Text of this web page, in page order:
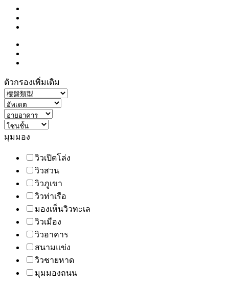
ตัวกรองเพิ่มเติม
มุมมอง
วิวเปิดโล่ง
วิวสวน
วิวภูเขา
วิวท่าเรือ
มองเห็นวิวทะเล
วิวเมือง
วิวอาคาร
สนามแข่ง
วิวชายหาด
มุมมองถนน